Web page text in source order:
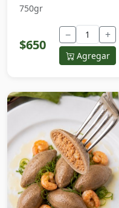
750gr
$650
− +
Agregar